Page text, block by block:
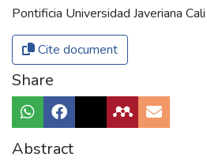
Pontificia Universidad Javeriana Cali
Cite document
Share
Abstract